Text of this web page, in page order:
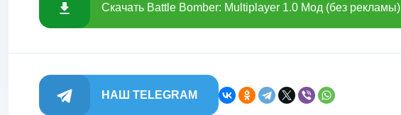
Скачать Battle Bomber: Multiplayer 1.0 Мод (без рекламы)
НАШ TELEGRAM